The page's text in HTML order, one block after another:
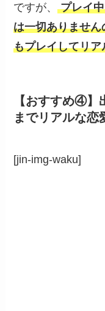
ですが、 プレイ
は一切ありませ
もプレイしてリ
【おすすめ④】
までリアルな恋
[jin-img-waku]